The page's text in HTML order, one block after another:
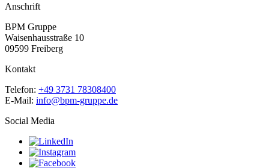
Anschrift
BPM Gruppe
Waisenhausstraße 10
09599 Freiberg
Kontakt
Telefon: +49 3731 78308400
E-Mail: info@bpm-gruppe.de
Social Media